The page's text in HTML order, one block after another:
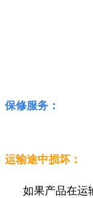
保修服务：
运输途中损坏：
如果产品在运